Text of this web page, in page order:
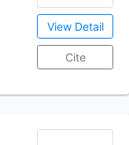
View Detail
Cite